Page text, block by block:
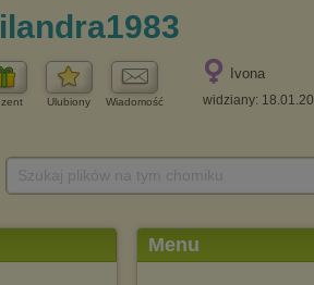
Ulubiony Wiadomość
Ivona
widziany:
Menu